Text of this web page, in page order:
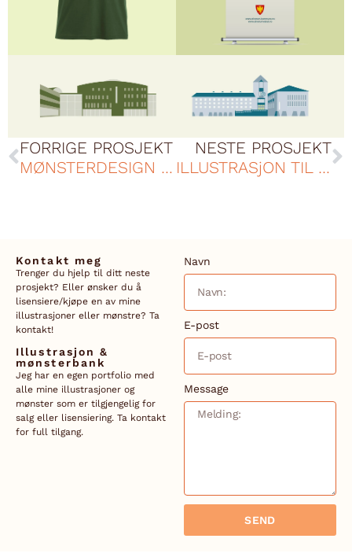
FORRIGE PROSJEKT
MØNSTERDESIGN GARDINER MOELVEN
NESTE PROSJEKT
ILLUSTRASjON TIL ELVERUMSSPILLET
Kontakt meg
Trenger du hjelp til ditt neste
prosjekt? Eller ønsker du å
lisensiere/kjøpe en av mine
illustrasjoner eller mønstre? Ta
kontakt!
Illustrasjon &
mønsterbank
Jeg har en egen portfolio med
alle mine illustrasjoner og
mønster som er tilgjengelig for
salg eller lisensiering. Ta kontakt
for full tilgang.
Navn
E-post
Message
SEND